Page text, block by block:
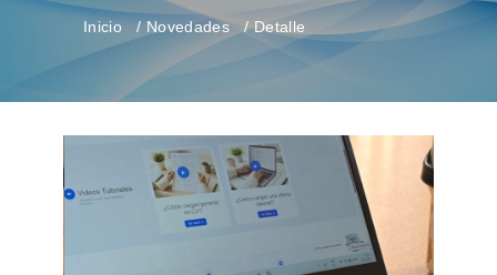
Inicio Novedades Detalle